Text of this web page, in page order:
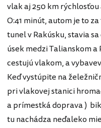
vlak aj 250 km
O:41 minút, autom je to
tunel v Rakúsku, stavia
úsek medzi Talianskom
cestujú vlakom, a
Keď vystúpite na
pri vlakovej stanici
a prímestká doprava )
tu nachádza neďaleko